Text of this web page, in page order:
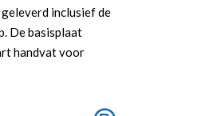
inclusief de
De basisplaat
handvat voor